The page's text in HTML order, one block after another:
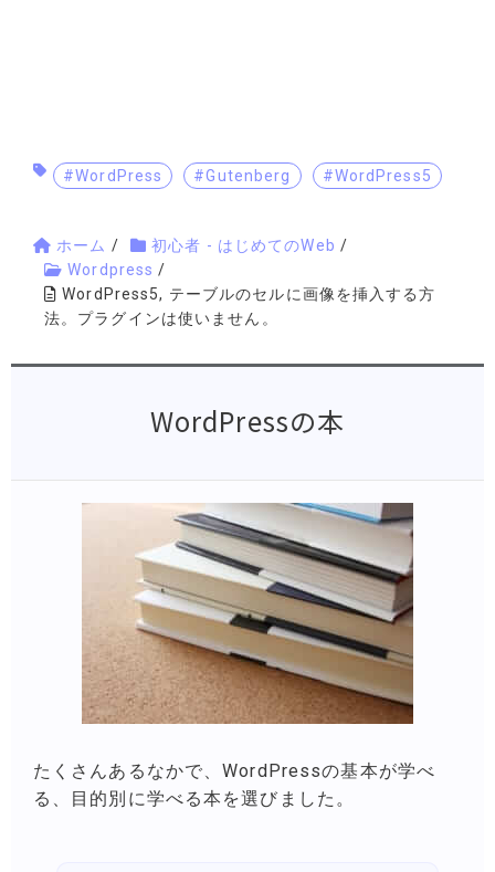
#WordPress #Gutenberg #WordPress5
ホーム / 初心者 - はじめてのWeb /
Wordpress /
WordPress5, テーブルのセルに画像を挿入する方
法。プラグインは使いません。
WordPressの本
たくさんあるなかで、WordPressの基本が学べ
る、目的別に学べる本を選びました。